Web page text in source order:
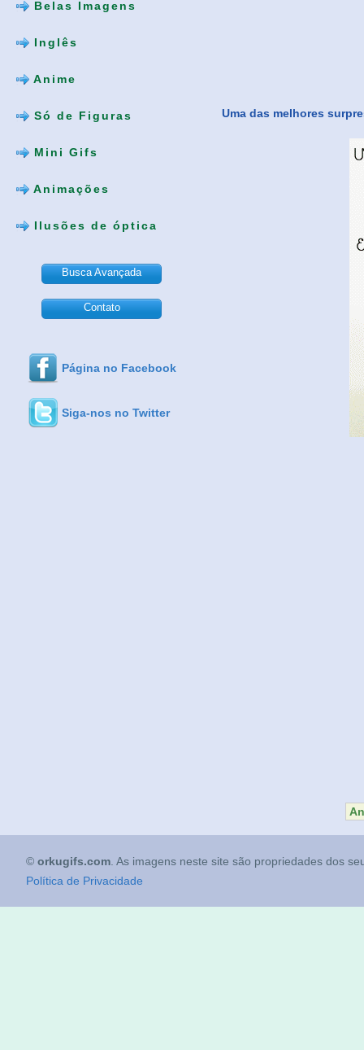
Belas Imagens
Inglês
Anime
Só de Figuras
Mini Gifs
Animações
Ilusões de óptica
Busca Avançada
Contato
Página no Facebook
Siga-nos no Twitter
Uma das melhores
© orkugifs.com . As imagens neste site são propriedades dos
Política de Privacidade